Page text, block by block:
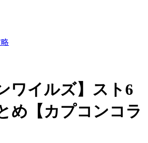
ワイルズ】スト6
め【カプコンコラ